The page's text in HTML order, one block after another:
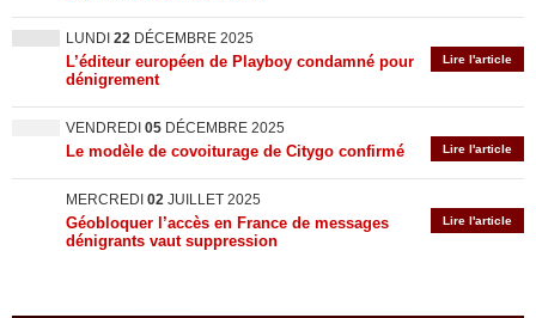
LUNDI 22 DÉCEMBRE 2025
Lire l'article
L’éditeur européen de Playboy condamné pour
dénigrement
VENDREDI 05 DÉCEMBRE 2025
Lire l'article
Le modèle de covoiturage de Citygo confirmé
MERCREDI 02 JUILLET 2025
Lire l'article
Géobloquer l’accès en France de messages
dénigrants vaut suppression